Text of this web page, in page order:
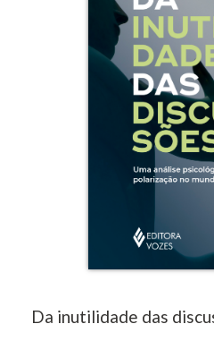
Da inutilidade das